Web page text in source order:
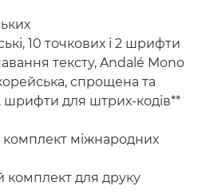
10 точкових і 2 шрифти
тексту, Andalé Mono
спрощена та
шрифти для штрих-кодів**
комплект міжнародних
комплект для друку